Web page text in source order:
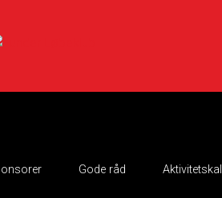
Gode råd